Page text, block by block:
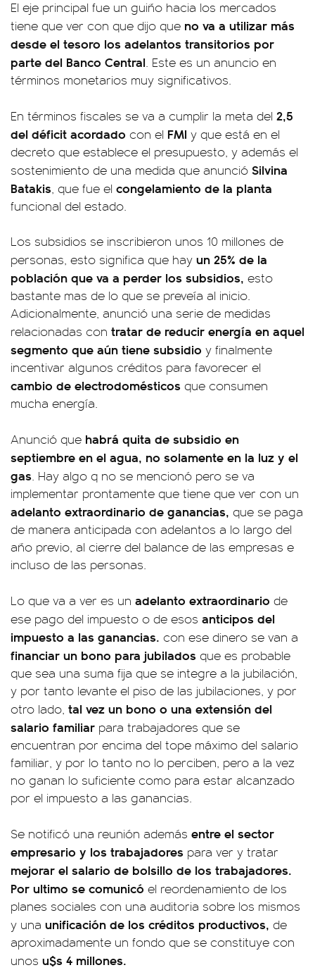
El eje principal fue un guiño hacia los mercados
tiene que ver con que dijo que no va a utilizar más
desde el tesoro los adelantos transitorios por
parte del Banco Central. Este es un anuncio en
términos monetarios muy significativos.
En términos fiscales se va a cumplir la meta del 2,5
del déficit acordado con el FMI y que está en el
decreto que establece el presupuesto, y además el
sostenimiento de una medida que anunció Silvina
Batakis, que fue el congelamiento de la planta
funcional del estado.
Los subsidios se inscribieron unos 10 millones de
personas, esto significa que hay un 25% de la
población que va a perder los subsidios, esto
bastante mas de lo que se preveía al inicio.
Adicionalmente, anunció una serie de medidas
relacionadas con tratar de reducir energía en aquel
segmento que aún tiene subsidio y finalmente
incentivar algunos créditos para favorecer el
cambio de electrodomésticos que consumen
mucha energía.
Anunció que habrá quita de subsidio en
septiembre en el agua, no solamente en la luz y el
gas. Hay algo q no se mencionó pero se va
implementar prontamente que tiene que ver con un
adelanto extraordinario de ganancias, que se paga
de manera anticipada con adelantos a lo largo del
año previo, al cierre del balance de las empresas e
incluso de las personas.
Lo que va a ver es un adelanto extraordinario de
ese pago del impuesto o de esos anticipos del
impuesto a las ganancias. con ese dinero se van a
financiar un bono para jubilados que es probable
que sea una suma fija que se integre a la jubilación,
y por tanto levante el piso de las jubilaciones, y por
otro lado, tal vez un bono o una extensión del
salario familiar para trabajadores que se
encuentran por encima del tope máximo del salario
familiar, y por lo tanto no lo perciben, pero a la vez
no ganan lo suficiente como para estar alcanzado
por el impuesto a las ganancias.
Se notificó una reunión además entre el sector
empresario y los trabajadores para ver y tratar
mejorar el salario de bolsillo de los trabajadores.
Por ultimo se comunicó el reordenamiento de los
planes sociales con una auditoria sobre los mismos
y una unificación de los créditos productivos, de
aproximadamente un fondo que se constituye con
unos u$s 4 millones.